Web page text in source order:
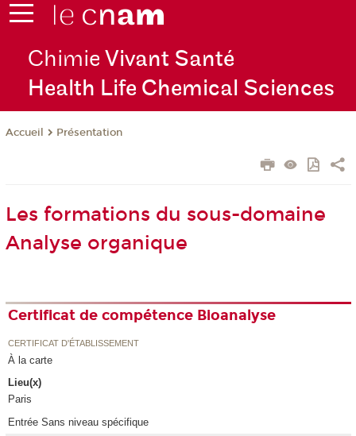
Chimie Vivant Santé
Health Life Chemical Sciences
Accueil Présentation
Les formations du sous-domaine
Analyse organique
Certificat de compétence Bioanalyse
CERTIFICAT D'ÉTABLISSEMENT
À la carte
Lieu(x)
Paris
Entrée Sans niveau spécifique